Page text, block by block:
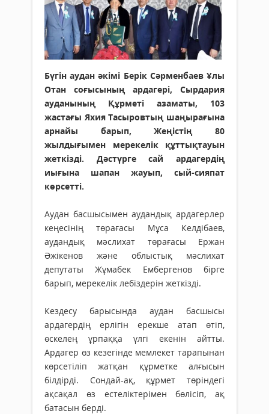
Бүгін аудан әкімі Берік Сәрменбаев Ұлы
Отан соғысының ардагері, Сырдария
ауданының Құрметі азаматы, 103
жастағы Яхия Тасыровтың шаңырағына
арнайы барып, Жеңістің 80
жылдығымен мерекелік құттықтауын
жеткізді. Дәстүрге сай ардагердің
иығына шапан жауып, сый-сияпат
көрсетті.
Аудан басшысымен аудандық ардагерлер
кеңесінің төрағасы Мұса Келдібаев,
аудандық мәслихат төрағасы Ержан
Әжікенов және облыстық мәслихат
депутаты Жұмабек Ембергенов бірге
барып, мерекелік лебіздерін жеткізді.
Кездесу барысында аудан басшысы
ардагердің ерлігін ерекше атап өтіп,
өскелең ұрпаққа үлгі екенін айтты.
Ардагер өз кезегінде мемлекет тарапынан
көрсетіліп жатқан құрметке алғысын
білдірді. Сондай-ақ, құрмет төріндегі
ақсақал өз естеліктерімен бөлісіп, ақ
батасын берді.